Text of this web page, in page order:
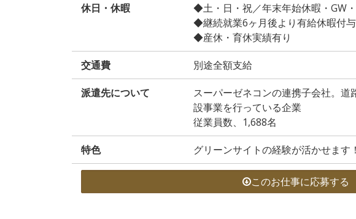
休日・休暇
◆土・日・祝／年末年始休暇・GW
◆継続就業6ヶ月後より有給休暇付与
◆産休・育休実績有り
交通費 別途全額支給
派遣先について
スーパーゼネコンの連携子会社。
設事業を行っている企業
従業員数、1,688名
特色 グリーンサイトの経験が活かせます！
このお仕事に応募する